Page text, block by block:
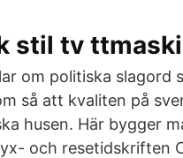
stil tv
om politiska slagord
så att kvaliten på
husen. Här bygger
och resetidskriften